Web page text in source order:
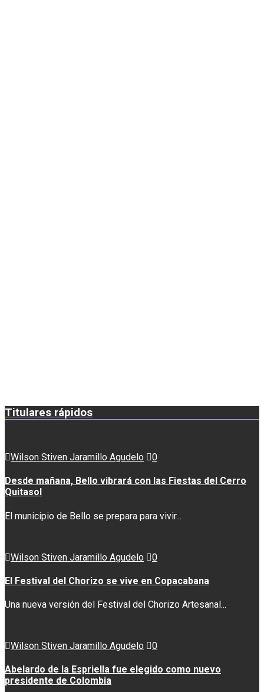
Titulares rápidos
Wilson Stiven Jaramillo Agudelo 0
Desde mañana, Bello vibrará con las Fiestas del Cerro
Quitasol
El municipio de Bello se prepara para vivir...
Wilson Stiven Jaramillo Agudelo 0
El Festival del Chorizo se vive en Copacabana
Una nueva versión del Festival del Chorizo Artesanal...
Wilson Stiven Jaramillo Agudelo 0
Abelardo de la Espriella fue elegido como nuevo
presidente de Colombia